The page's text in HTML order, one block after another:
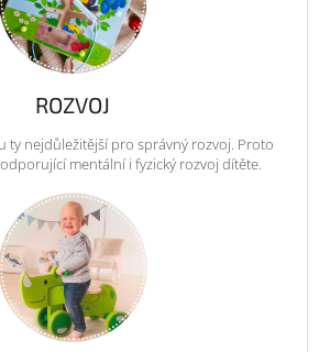
ROZVOJ
ty nejdůležitější pro správný rozvoj. Proto
mentální i fyzický rozvoj dítěte.